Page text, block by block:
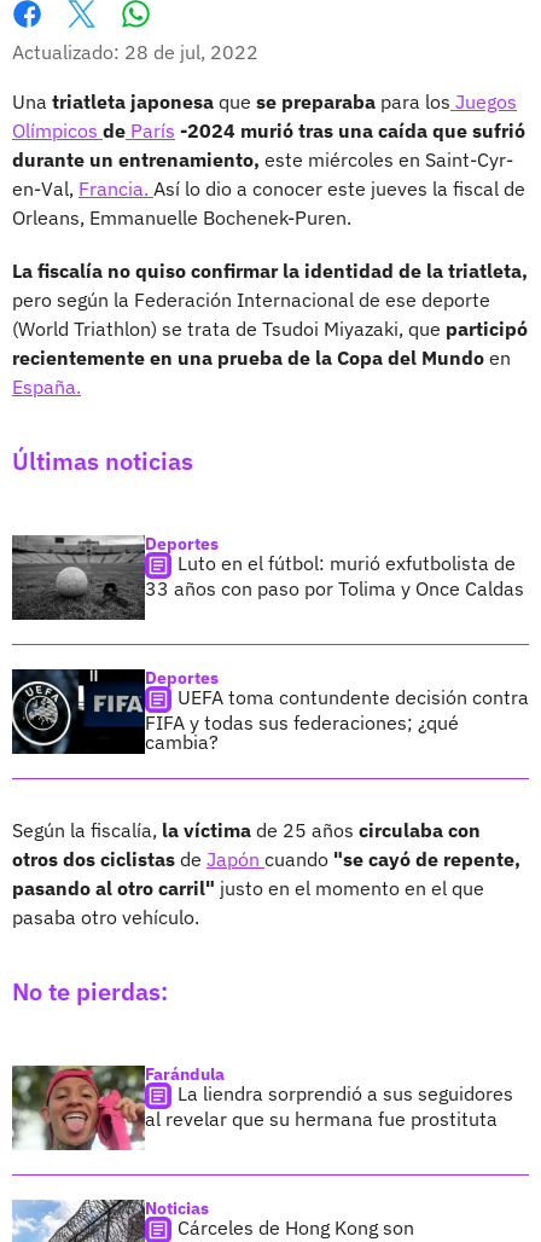
Facebook
X
Actualizado: 28 de jul, 2022
Una triatleta japonesa que se preparaba para los Juegos
Olímpicos de París -2024 murió tras una caída que sufrió
durante un entrenamiento, este miércoles en Saint-Cyr-
en-Val, Francia. Así lo dio a conocer este jueves la fiscal de
Orleans, Emmanuelle Bochenek-Puren.
La fiscalía no quiso confirmar la identidad de la triatleta,
pero según la Federación Internacional de ese deporte
(World Triathlon) se trata de Tsudoi Miyazaki, que participó
recientemente en una prueba de la Copa del Mundo en
España.
Últimas noticias
Deportes
Luto en el fútbol: murió exfutbolista de
33 años con paso por Tolima y Once Caldas
Deportes
UEFA toma contundente decisión contra
FIFA y todas sus federaciones; ¿qué
cambia?
Según la fiscalía, la víctima de 25 años circulaba con
otros dos ciclistas de Japón cuando "se cayó de repente,
pasando al otro carril" justo en el momento en el que
pasaba otro vehículo.
No te pierdas:
Farándula
La liendra sorprendió a sus seguidores
al revelar que su hermana fue prostituta
Noticias
Cárceles de Hong Kong son